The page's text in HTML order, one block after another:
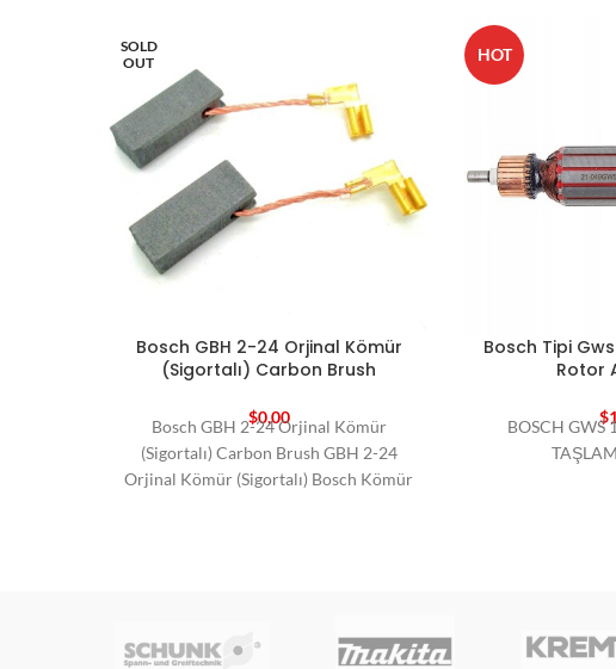
SOLD
OUT
Bosch GBH 2-24 Orjinal Kömür
(Sigortalı) Carbon Brush
$0,00
Bosch GBH 2-24 Orjinal Kömür
(Sigortalı) Carbon Brush GBH 2-24
Orjinal Kömür (Sigortalı) Bosch Kömür
HOT
Bosch Tipi
Rotor
$
BOSCH GWS